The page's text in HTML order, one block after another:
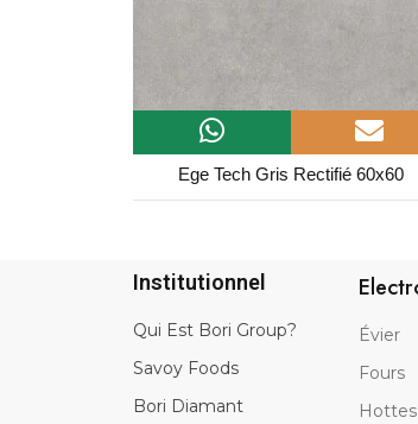
Ege Tech Fonce Gris Rectifié
Institutionnel
Qui Est Bori Group?
Savoy Foods
Bori Diamant
Évier
Fours